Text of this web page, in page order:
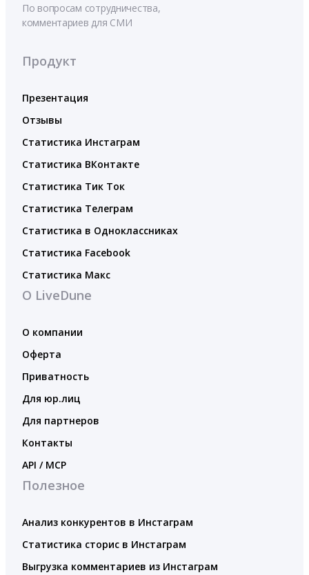
По вопросам сотрудничества,
комментариев для СМИ
Продукт
Презентация
Отзывы
Статистика Инстаграм
Статистика ВКонтакте
Статистика Тик Ток
Статистика Телеграм
Статистика в Одноклассниках
Статистика Facebook
Статистика Макс
О LiveDune
О компании
Оферта
Приватность
Для юр.лиц
Для партнеров
Контакты
API / MCP
Полезное
Анализ конкурентов в Инстаграм
Статистика сторис в Инстаграм
Выгрузка комментариев из Инстаграм